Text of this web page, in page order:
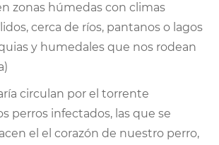
zonas húmedas con climas
cerca de ríos, pantanos o lagos
y humedales que nos rodean
circulan por el torrente
perros infectados, las que se
el el corazón de nuestro perro,